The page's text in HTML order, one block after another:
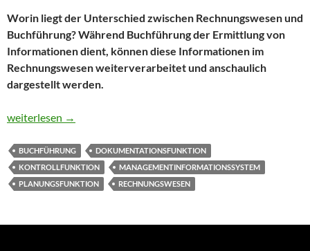
Worin liegt der Unterschied zwischen Rechnungswesen und
Buchführung? Während Buchführung der Ermittlung von
Informationen dient, können diese Informationen im
Rechnungswesen weiterverarbeitet und anschaulich
dargestellt werden.
Buchführung und Rechnungswesen
weiterlesen →
BUCHFÜHRUNG
DOKUMENTATIONSFUNKTION
KONTROLLFUNKTION
MANAGEMENTINFORMATIONSSYSTEM
PLANUNGSFUNKTION
RECHNUNGSWESEN